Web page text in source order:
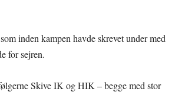
inden kampen havde skrevet under med
for sejren.
Skive IK og HIK – begge med stor